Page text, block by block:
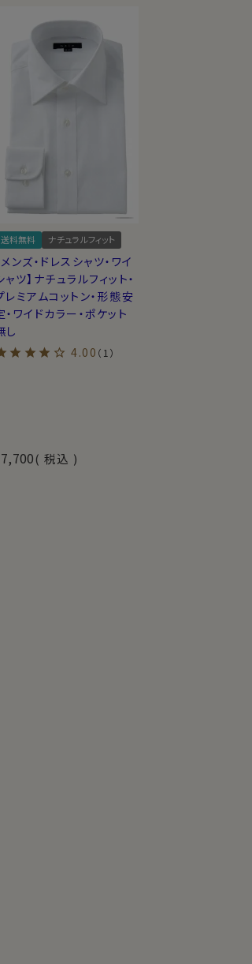
送料無料 ナチュラルフィット
メンズ・ドレスシャツ・ワイ
ャツ】ナチュラルフィット・
レミアムコットン・形態安
・ワイドカラー・ポケット
し
4.00 （1）
7,700 税込